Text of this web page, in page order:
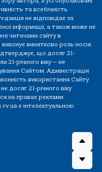
та всебічність
не відповідає за
інформації, а також може не
читачами сайту в
винятково роль носія.
що досяг 21-
21-річного віку — не
Сайтом. Адміністрація
використання Сайту
досяг 21-річного віку.
на правах реклами.
є інтелектуальною